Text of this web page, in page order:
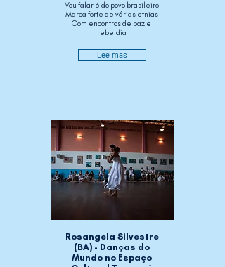
Vou falar é do povo brasileiro
Marca forte de várias etnias
Com encontros de paz e
rebeldia
Lee mas
Rosangela Silvestre
(BA) - Danças do
Mundo no Espaço